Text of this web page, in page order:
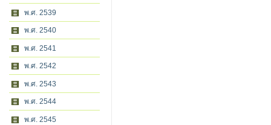
พ.ศ. 2539
พ.ศ. 2540
พ.ศ. 2541
พ.ศ. 2542
พ.ศ. 2543
พ.ศ. 2544
พ.ศ. 2545